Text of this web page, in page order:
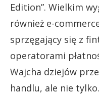
Edition”. Wielkim
również e-
sprzęgający się z
operatorami
Wajcha dziejów
handlu, ale nie